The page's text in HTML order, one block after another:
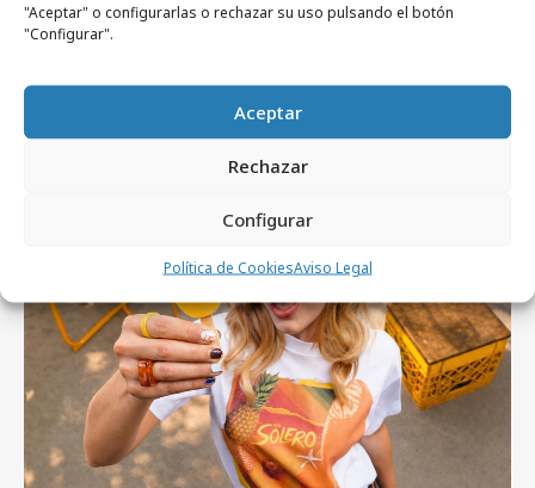
"Aceptar" o configurarlas o rechazar su uso pulsando el botón
"Configurar".
Aceptar
Rechazar
Configurar
Política de CookiesAviso Legal
domingo, 9 de agosto 2026
LEGO celebra el triunfo de España en el